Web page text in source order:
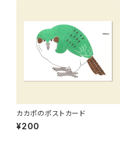
カカポのポストカード
¥200